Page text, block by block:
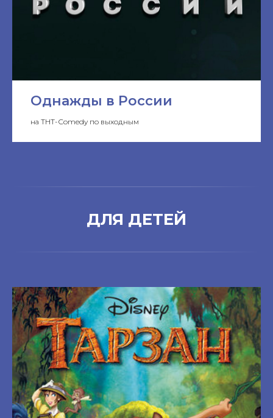
Однажды в России
на ТНТ-Сomedy по выходным
ДЛЯ ДЕТЕЙ